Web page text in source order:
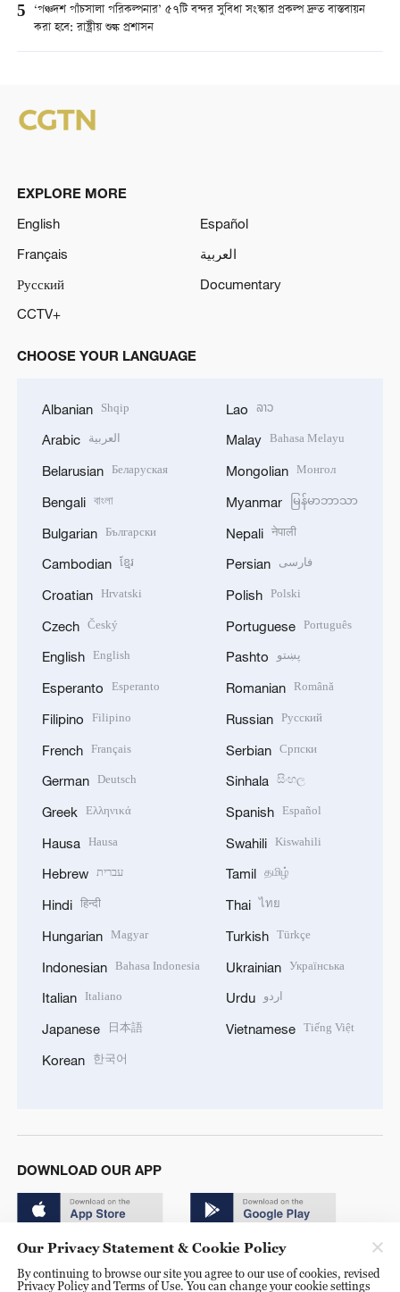
5 ‘পঞ্চদশ পাঁচসালা পরিকল্পনার’ ৫৭টি বন্দর সুবিধা সংস্কার প্রকল্প দ্রুত বাস্তবায়ন
করা হবে: রাষ্ট্রীয় শুল্ক প্রশাসন
EXPLORE MORE
English
Español
Français
العربية
Русский
Documentary
CCTV+
CHOOSE YOUR LANGUAGE
Albanian Shqip
Arabic العربية
Belarusian Беларуская
Bengali বাংলা
Bulgarian Български
Cambodian ខ្មែរ
Croatian Hrvatski
Czech Český
English English
Esperanto Esperanto
Filipino Filipino
French Français
German Deutsch
Greek Ελληνικά
Hausa Hausa
Hebrew עברית
Hindi हिन्दी
Hungarian Magyar
Indonesian Bahasa Indonesia
Italian Italiano
Japanese 日本語
Korean 한국어
Lao ລາວ
Malay Bahasa Melayu
Mongolian Монгол
Myanmar မြန်မာဘာသာ
Nepali नेपाली
Persian فارسی
Polish Polski
Portuguese Português
Pashto پښتو
Romanian Română
Russian Русский
Serbian Српски
Sinhala සිංහල
Spanish Español
Swahili Kiswahili
Tamil தமிழ்
Thai ไทย
Turkish Türkçe
Ukrainian Українська
Urdu اردو
Vietnamese Tiếng Việt
DOWNLOAD OUR APP
Our Privacy Statement & Cookie Policy
By continuing to browse our site you agree to our use of cookies, revised
Privacy Policy and Terms of Use. You can change your cookie settings